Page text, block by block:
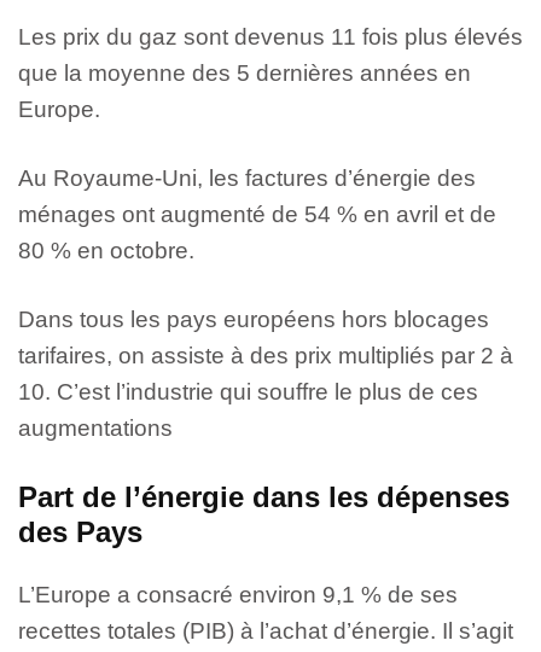
Les prix du gaz sont devenus 11 fois plus élevés
que la moyenne des 5 dernières années en
Europe.
Au Royaume-Uni, les factures d’énergie des
ménages ont augmenté de 54 % en avril et de
80 % en octobre.
Dans tous les pays européens hors blocages
tarifaires, on assiste à des prix multipliés par 2 à
10. C’est l’industrie qui souffre le plus de ces
augmentations
Part de l’énergie dans les dépenses
des Pays
L’Europe a consacré environ 9,1 % de ses
recettes totales (PIB) à l’achat d’énergie. Il s’agit